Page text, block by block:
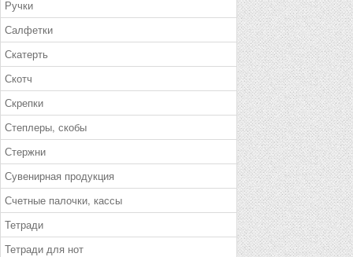
Ручки
Салфетки
Скатерть
Скотч
Скрепки
Степлеры, скобы
Стержни
Сувенирная продукция
Счетные палочки, кассы
Тетради
Тетради для нот